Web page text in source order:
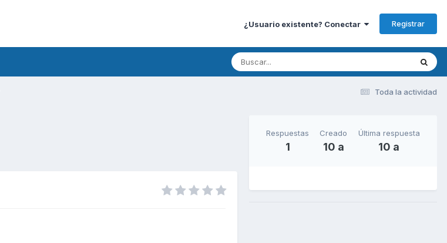
¿Usuario existente? Conectar Registrar
Toda la actividad
Respuestas
1
Creado
10 a
Última respuesta
10 a